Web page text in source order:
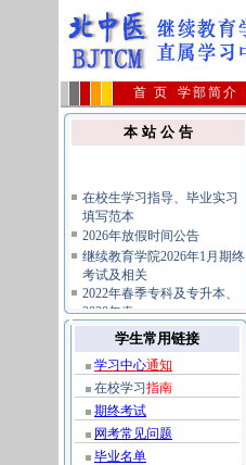
首 页 学部简介
本 站 公 告
在校生学习指导、毕业实习
填写范本
2026年放假时间公告
继续教育学院2026年1月期终
考试及相关
2022年春季专科及专升本、
2020年春
2026年4月批次毕业生领取毕
业证及档案
关于不要购买假冒复习题避
免上当受骗的公告
公共课统考报名及相关规定
指南
学生常用链接
学习中心通知
在校学习 指南
期终考试
网考常见问题
毕业名单